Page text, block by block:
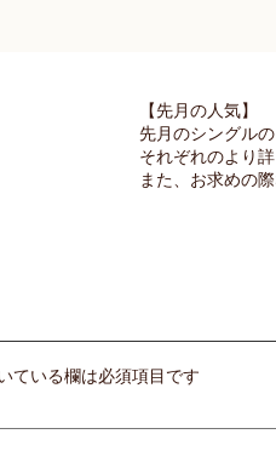
【先月の人気】
先月のシングル
それぞれのより
また、お求めの
ている欄は必須項目です